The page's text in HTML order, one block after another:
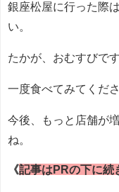
銀座松屋に行った際
い。
たかが、おむすびで
一度食べてみてくださ
今後、もっと店舗が
ね。
《記事はPRの下に続